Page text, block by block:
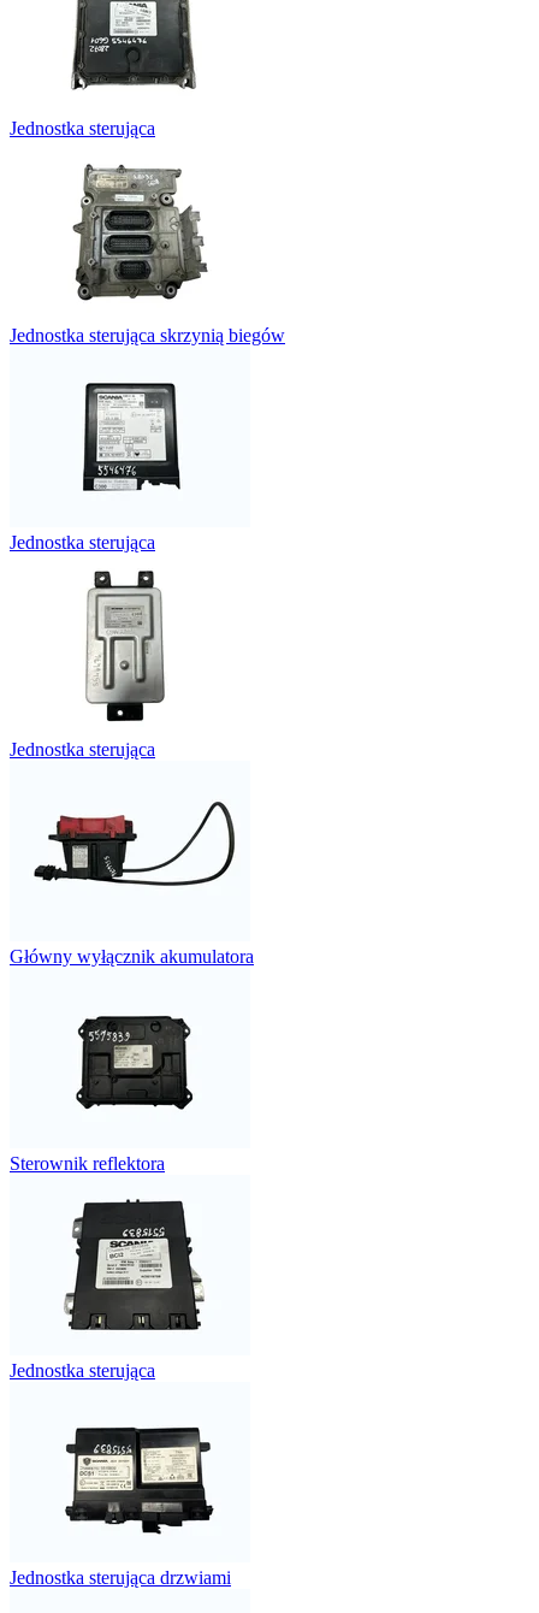
Jednostka sterująca
Jednostka sterująca skrzynią biegów
Jednostka sterująca
Jednostka sterująca
Główny wyłącznik akumulatora
Sterownik reflektora
Jednostka sterująca
Jednostka sterująca drzwiami